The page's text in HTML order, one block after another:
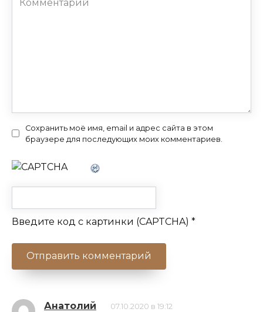
Сохранить моё имя, email и адрес сайта в этом
браузере для последующих моих комментариев.
Введите код с картинки (CAPTCHA) *
Анатолий 07.10.2020 в 19:12